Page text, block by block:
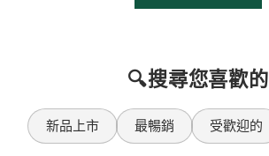
🔍搜尋您喜歡的
新品上市 最暢銷 受歡迎的